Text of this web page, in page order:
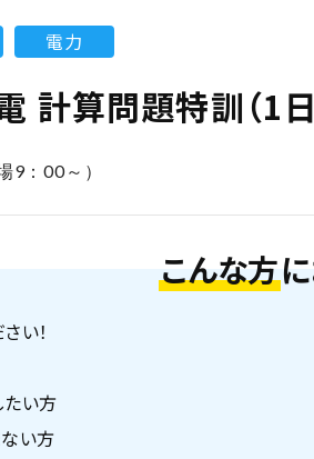
電力
計算問題特訓（1
9：00～）
こんな方
い！
い方
い方